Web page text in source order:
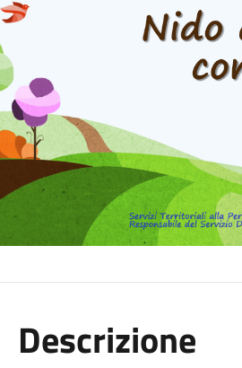
Descrizione